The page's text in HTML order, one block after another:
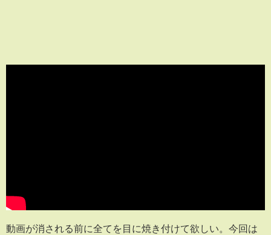
動画が消される前に全てを目に焼き付けて欲しい。今回は